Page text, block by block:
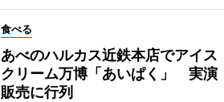
食べる
あべのハルカス近鉄本店でアイス
クリーム万博「あいぱく」 実演
販売に行列